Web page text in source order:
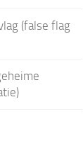
(false flag